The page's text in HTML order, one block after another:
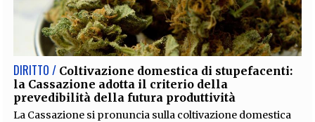
DIRITTO / Coltivazione domestica di stupefacenti:
la Cassazione adotta il criterio della
prevedibilità della futura produttività
La Cassazione si pronuncia sulla coltivazione domestica